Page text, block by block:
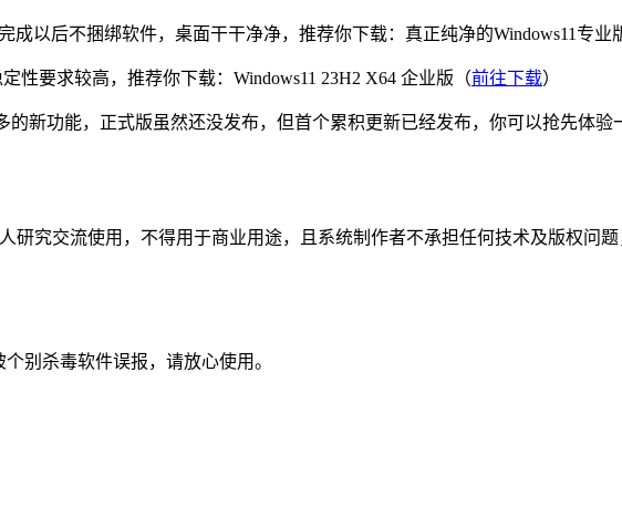
以后不捆绑软件，桌面干干净净，推荐你下载：真正纯净的Windows11专业
要求较高，推荐你下载：Windows11 23H2 X64 企业版（前往下载）
新功能，正式版虽然还没发布，但首个累积更新已经发布，你可以抢先体验
究交流使用，不得用于商业用途，且系统制作者不承担任何技术及版权问
别杀毒软件误报，请放心使用。